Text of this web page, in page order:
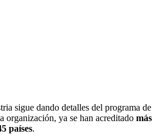
sigue dando detalles del programa de
organización, ya se han acreditado más
países.